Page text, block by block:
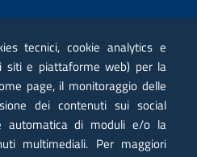
tecnici, cookie analytics e
siti e piattaforme web) per la
page, il monitoraggio delle
dei contenuti sui social
automatica di moduli e/o la
multimediali. Per maggiori